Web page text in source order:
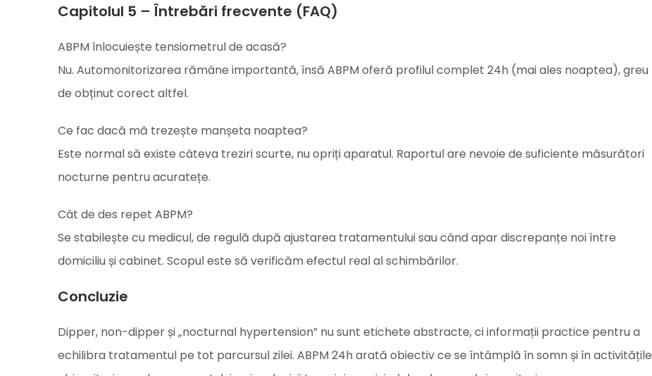
Capitolul 5 – Întrebări frecvente (FAQ)
ABPM înlocuiește tensiometrul de acasă?
Nu. Automonitorizarea rămâne importantă, însă ABPM oferă profilul complet 24h (mai ales noaptea), greu
de obținut corect altfel.
Ce fac dacă mă trezește manșeta noaptea?
Este normal să existe câteva treziri scurte, nu opriți aparatul. Raportul are nevoie de suficiente măsurători
nocturne pentru acuratețe.
Cât de des repet ABPM?
Se stabilește cu medicul, de regulă după ajustarea tratamentului sau când apar discrepanțe noi între
domiciliu și cabinet. Scopul este să verificăm efectul real al schimbărilor.
Concluzie
Dipper, non-dipper și „nocturnal hypertension” nu sunt etichete abstracte, ci informații practice pentru a
echilibra tratamentul pe tot parcursul zilei. ABPM 24h arată obiectiv ce se întâmplă în somn și în activitățile